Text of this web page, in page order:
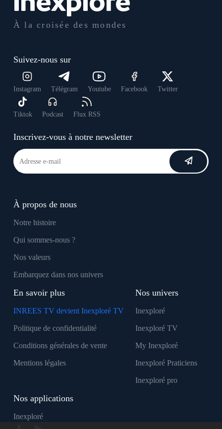
À la croisée des mondes
Suivez-nous sur
Instagram Télégram Youtube Facebook Twitter
Tiktok Podcast Flux RSS
Inscrivez-vous à notre newsletter
À propos de nous
Notre histoire
Qui sommes-nous ?
Nos valeurs
Embarquez dans nos univers
En savoir plus
INREES TV devient Inexploré TV
Politique de confidentialité
Conditions générales de vente
Mentions légales
Nos univers
Inexploré
Inexploré TV
My Inexploré
Inexploré Praticiens
Inexploré pro
Nos applications
Inexploré